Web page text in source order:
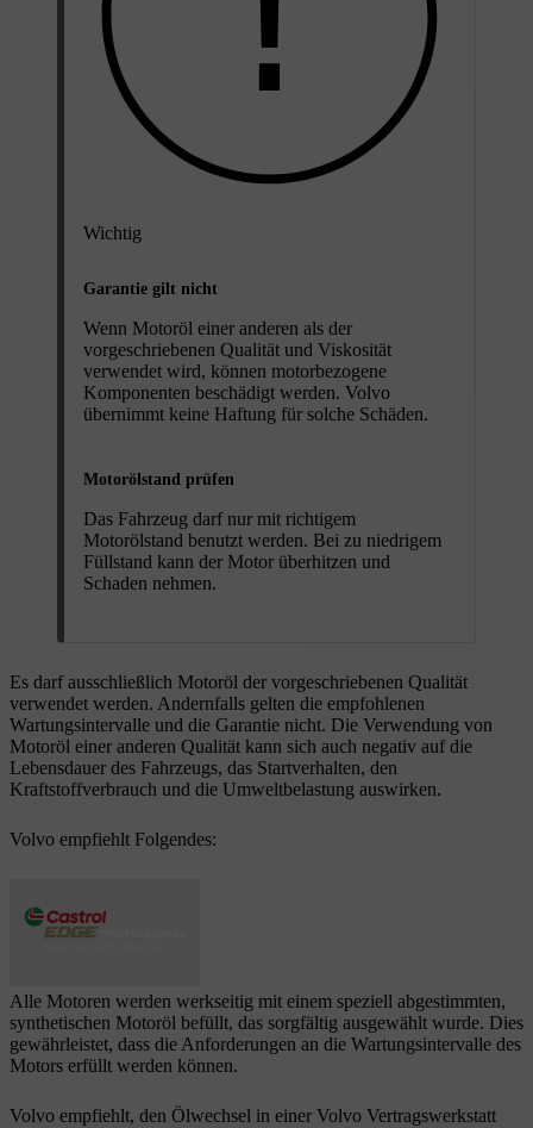
Wichtig
Garantie gilt nicht
Wenn Motoröl einer anderen als der
vorgeschriebenen Qualität und Viskosität
verwendet wird, können motorbezogene
Komponenten beschädigt werden. Volvo
übernimmt keine Haftung für solche Schäden.
Motorölstand prüfen
Das Fahrzeug darf nur mit richtigem
Motorölstand benutzt werden. Bei zu niedrigem
Füllstand kann der Motor überhitzen und
Schaden nehmen.
Es darf ausschließlich Motoröl der vorgeschriebenen Qualität
verwendet werden. Andernfalls gelten die empfohlenen
Wartungsintervalle und die Garantie nicht. Die Verwendung von
Motoröl einer anderen Qualität kann sich auch negativ auf die
Lebensdauer des Fahrzeugs, das Startverhalten, den
Kraftstoffverbrauch und die Umweltbelastung auswirken.
Volvo empfiehlt Folgendes:
Alle Motoren werden werkseitig mit einem speziell abgestimmten,
synthetischen Motoröl befüllt, das sorgfältig ausgewählt wurde. Dies
gewährleistet, dass die Anforderungen an die Wartungsintervalle des
Motors erfüllt werden können.
Volvo empfiehlt, den Ölwechsel in einer Volvo Vertragswerkstatt